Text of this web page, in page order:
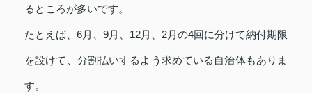
るところが多いです。
たとえば、6月、9月、12月、2月の4回に分けて納付期限
を設けて、分割払いするよう求めている自治体もありま
す。